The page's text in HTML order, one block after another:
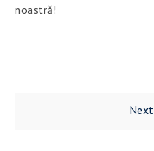
noastră!
NavigareNext